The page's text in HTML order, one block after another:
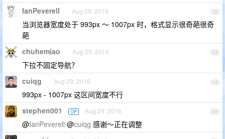
12
IanPeverell Aug 29, 2016
当浏览器宽度处于 993px ～ 1007px 时，格式显示很奇葩很奇
葩
13
chuhemiao Aug 29, 2016
下拉不固定导航？
14
cuiqg Aug 29, 2016
993px - 1007px 这区间宽度不行
15
stephen001 OP Aug 29, 2016
@IanPeverell @cuiqg 感谢～正在调整